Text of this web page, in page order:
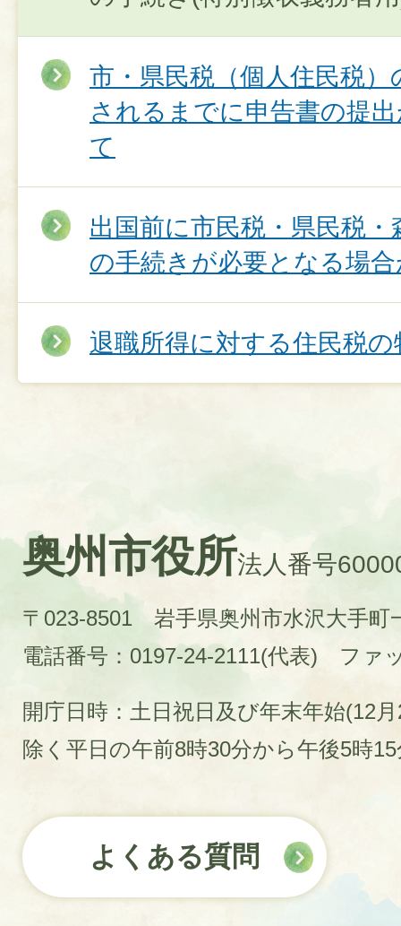
市・県民税（個人住民税
されるまでに申告書の提
て
出国前に市民税・県民税
の手続きが必要となる場
退職所得に対する住民税の
奥州市役所法人番号
〒023-8501 岩手県奥州市水沢大手町
電話番号：0197-24-2111(代表)
ファ
開庁日時：土日祝日及び年末年始(12
除く平日の午前8時30分から午後5時
よくある質問